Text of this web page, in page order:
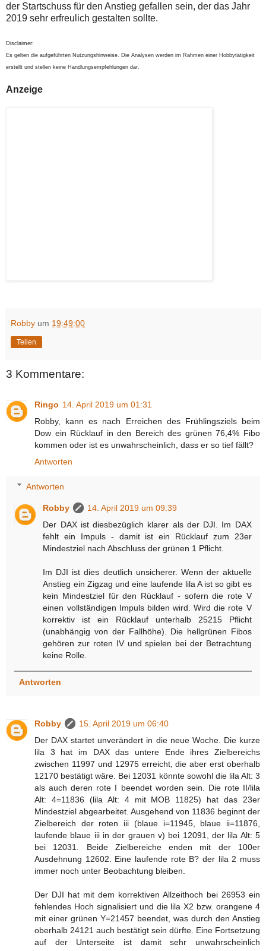
der Startschuss für den Anstieg gefallen sein, der das Jahr
2019 sehr erfreulich gestalten sollte.
Disclaimer:
Es gelten die aufgeführten Nutzungshinweise. Die Analysen werden im Rahmen einer Hobbytätigkeit
erstellt und stellen keine Handlungsempfehlungen dar.
Anzeige
Robby um 19:49:00
Teilen
3 Kommentare:
Ringo 14. April 2019 um 01:31
Robby, kann es nach Erreichen des Frühlingsziels beim
Dow ein Rücklauf in den Bereich des grünen 76,4% Fibo
kommen oder ist es unwahrscheinlich, dass er so tief fällt?
Antworten
Antworten
Robby
14. April 2019 um 09:39
Der DAX ist diesbezüglich klarer als der DJI. Im DAX
fehlt ein Impuls - damit ist ein Rücklauf zum 23er
Mindestziel nach Abschluss der grünen 1 Pflicht.
Im DJI ist dies deutlich unsicherer. Wenn der aktuelle
Anstieg ein Zigzag und eine laufende lila A ist so gibt es
kein Mindestziel für den Rücklauf - sofern die rote V
einen vollständigen Impuls bilden wird. Wird die rote V
korrektiv ist ein Rücklauf unterhalb 25215 Pflicht
(unabhängig von der Fallhöhe). Die hellgrünen Fibos
gehören zur roten IV und spielen bei der Betrachtung
keine Rolle.
Antworten
Robby
15. April 2019 um 06:40
Der DAX startet unverändert in die neue Woche. Die kurze
lila 3 hat im DAX das untere Ende ihres Zielbereichs
zwischen 11997 und 12975 erreicht, die aber erst oberhalb
12170 bestätigt wäre. Bei 12031 könnte sowohl die lila Alt: 3
als auch deren rote I beendet worden sein. Die rote II/lila
Alt: 4=11836 (lila Alt: 4 mit MOB 11825) hat das 23er
Mindestziel abgearbeitet. Ausgehend von 11836 beginnt der
Zielbereich der roten iii (blaue i=11945, blaue ii=11876,
laufende blaue iii in der grauen v) bei 12091, der lila Alt: 5
bei 12031. Beide Zielbereiche enden mit der 100er
Ausdehnung 12602. Eine laufende rote B? der lila 2 muss
immer noch unter Beobachtung bleiben.
Der DJI hat mit dem korrektiven Allzeithoch bei 26953 ein
fehlendes Hoch signalisiert und die lila X2 bzw. orangene 4
mit einer grünen Y=21457 beendet, was durch den Anstieg
oberhalb 24121 auch bestätigt sein dürfte. Eine Fortsetzung
auf der Unterseite ist damit sehr unwahrscheinlich